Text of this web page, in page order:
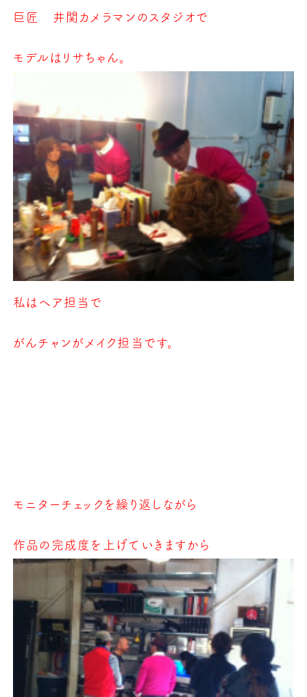
巨匠 井関カメラマンのスタジオで
モデルはリサちゃん。
私はヘア担当で
がんチャンがメイク担当です。
モニターチェックを繰り返しながら
作品の完成度を上げていきますから